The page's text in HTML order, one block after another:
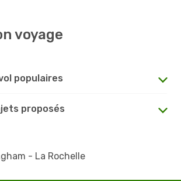
voyage
populaires
proposés
- La Rochelle